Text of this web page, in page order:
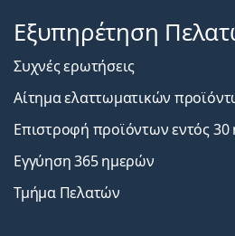
Εξυπηρέτηση
Συχνές ερωτήσεις
Αίτημα ελαττωματικών
Επιστροφή προϊόντων εντός
Εγγύηση 365 ημερών
Τμήμα Πελατών